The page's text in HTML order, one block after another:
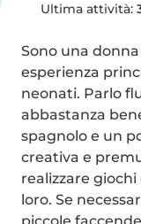
Ultima attività:
Sono una
esperienza
neonati. Parlo
abbastanza
spagnolo e un
creativa e
realizzare
loro. Se